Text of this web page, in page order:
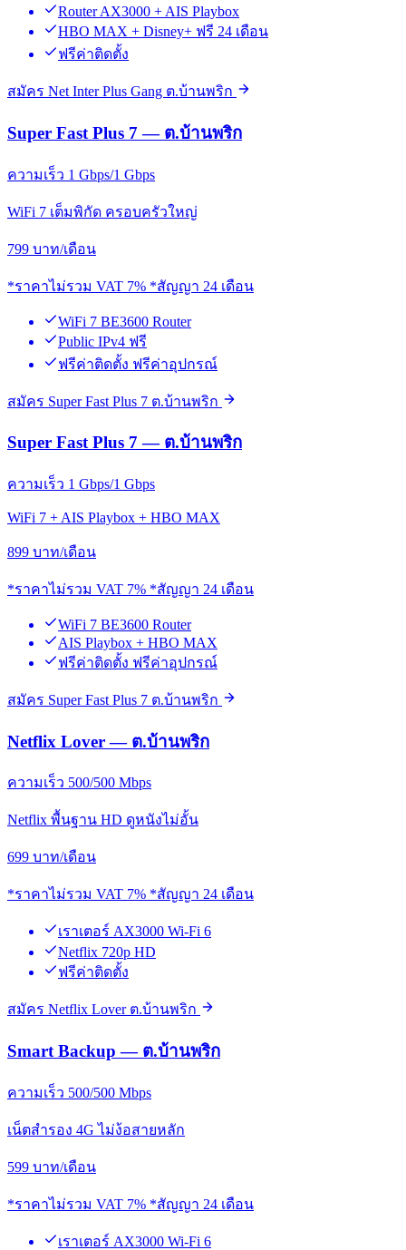
Router AX3000 + AIS Playbox
HBO MAX + Disney+ ฟรี 24 เดือน
ฟรีค่าติดตั้ง
สมัคร Net Inter Plus Gang ต.บ้านพริก
Super Fast Plus 7 — ต.บ้านพริก
ความเร็ว 1 Gbps/1 Gbps
WiFi 7 เต็มพิกัด ครอบครัวใหญ่
799 บาท/เดือน
*ราคาไม่รวม VAT 7% *สัญญา 24 เดือน
WiFi 7 BE3600 Router
Public IPv4 ฟรี
ฟรีค่าติดตั้ง ฟรีค่าอุปกรณ์
สมัคร Super Fast Plus 7 ต.บ้านพริก
Super Fast Plus 7 — ต.บ้านพริก
ความเร็ว 1 Gbps/1 Gbps
WiFi 7 + AIS Playbox + HBO MAX
899 บาท/เดือน
*ราคาไม่รวม VAT 7% *สัญญา 24 เดือน
WiFi 7 BE3600 Router
AIS Playbox + HBO MAX
ฟรีค่าติดตั้ง ฟรีค่าอุปกรณ์
สมัคร Super Fast Plus 7 ต.บ้านพริก
Netflix Lover — ต.บ้านพริก
ความเร็ว 500/500 Mbps
Netflix พื้นฐาน HD ดูหนังไม่อั้น
699 บาท/เดือน
*ราคาไม่รวม VAT 7% *สัญญา 24 เดือน
เราเตอร์ AX3000 Wi-Fi 6
Netflix 720p HD
ฟรีค่าติดตั้ง
สมัคร Netflix Lover ต.บ้านพริก
Smart Backup — ต.บ้านพริก
ความเร็ว 500/500 Mbps
เน็ตสำรอง 4G ไม่ง้อสายหลัก
599 บาท/เดือน
*ราคาไม่รวม VAT 7% *สัญญา 24 เดือน
เราเตอร์ AX3000 Wi-Fi 6